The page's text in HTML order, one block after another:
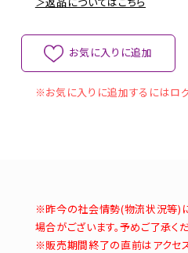
お気に入りに追加
※お気に入りに追加するにはログ
※昨今の社会情勢(物流状況等)
場合がございます。予めご了承くだ
※販売期間終了の直前はアクセ